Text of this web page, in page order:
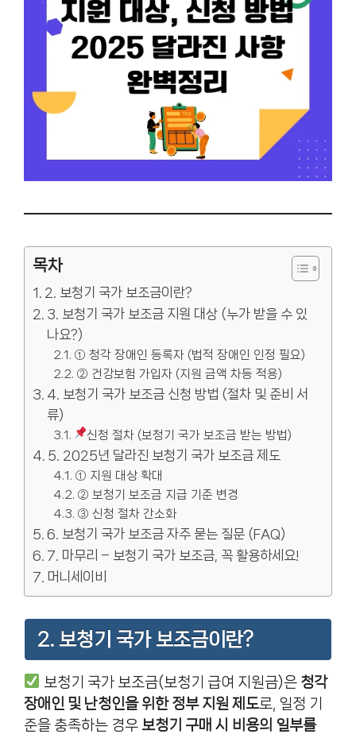
목차
2. 보청기 국가 보조금이란?
3. 보청기 국가 보조금 지원 대상 (누가 받을 수 있
나요?)
① 청각 장애인 등록자 (법적 장애인 인정 필요)
② 건강보험 가입자 (지원 금액 차등 적용)
4. 보청기 국가 보조금 신청 방법 (절차 및 준비 서
류)
신청 절차 (보청기 국가 보조금 받는 방법)
5. 2025년 달라진 보청기 국가 보조금 제도
① 지원 대상 확대
② 보청기 보조금 지급 기준 변경
③ 신청 절차 간소화
6. 보청기 국가 보조금 자주 묻는 질문 (FAQ)
7. 마무리 – 보청기 국가 보조금, 꼭 활용하세요!
머니세이비
2. 보청기 국가 보조금이란?
보청기 국가 보조금(보청기 급여 지원금)은 청각
장애인 및 난청인을 위한 정부 지원 제도로, 일정 기
준을 충족하는 경우 보청기 구매 시 비용의 일부를